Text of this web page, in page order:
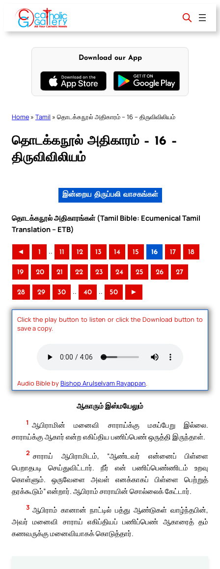
content
Download our App
Home » Tamil » தொடக்கநூல் அதிகாரம் – 16 – திருவிவிலியம்
தொடக்கநூல் அதிகாரம் – 16 –
திருவிவிலியம்
இன்றைய திருப்பலி வாசகங்கள்
தொடக்கநூல் அதிகாரங்கள் (Tamil Bible: Ecumenical Tamil
Translation – ETB)
◄ 1 .. 11 12 13 14 15 16 17 18
19 20 21 22 23 24 25 26 27
28 29 30 .. 40 .. 50 ►
Click the play button to listen or click the Download button to
save a copy.
Audio Bible byBishop Arulselvam Rayappan.
ஆகாரும் இஸ்மயேலும்
1 ஆபிராமின் மனைவி சாராய்க்கு மகப்பேறு இல்லை.
சாராய்க்கு ஆகார் என்ற எகிப்திய பணிப்பெண் ஒருத்தி இருந்தாள்.
2 சாராய் ஆபிராமிடம், “ஆண்டவர் என்னைப் பிள்ளை
பெறாதபடி செய்துவிட்டார். நீர் என் பணிப்பெண்ணிடம் உறவு
கொள்ளும். ஒருவேளை அவள் எனக்காகப் பிள்ளை பெற்றுத்
தரக்கூடும்” என்றார். ஆபிராம் சாராயின் சொல்லைக் கேட்டார்.
3 ஆபிராம் கானான் நாட்டில் பத்து ஆண்டுகள் வாழ்ந்தபின்,
அவர் மனைவி சாராய் எகிப்தியப் பணிப்பெண் ஆகாரைத் தம்
கணவருக்கு மனைவியாகக் கொடுத்தார்.